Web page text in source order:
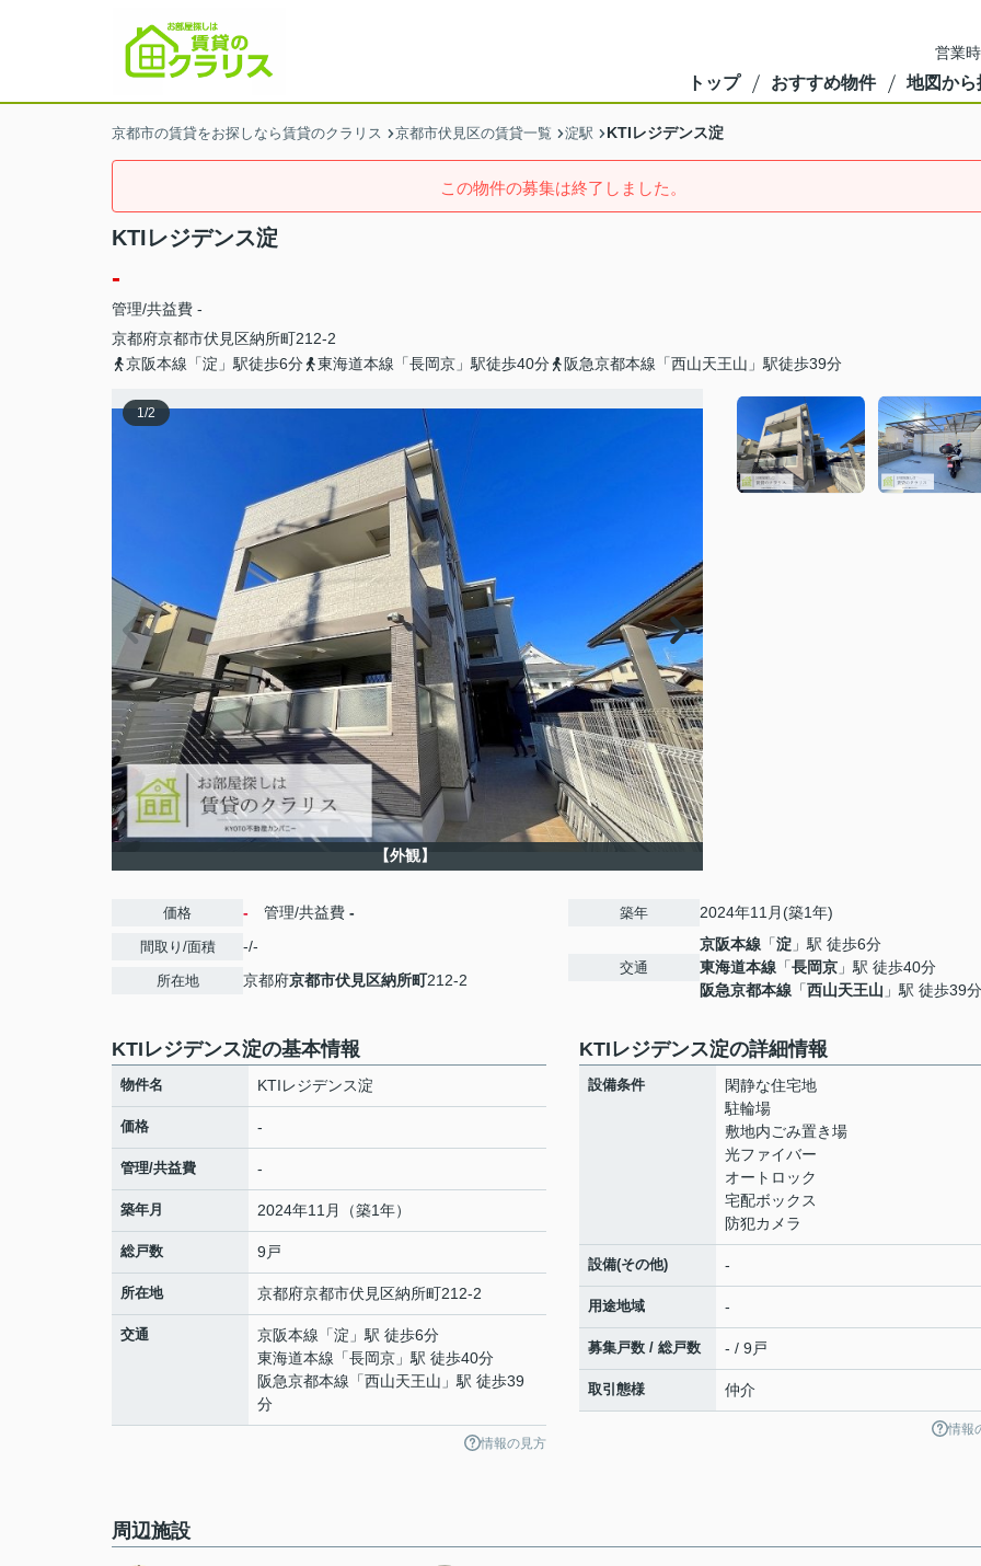
営業
トップ おすすめ物件 地図から
京都市の賃貸をお探しなら賃貸のクラリス 京都市伏見区の賃貸一覧 淀駅 KTIレジデンス淀
この物件の募集は終了しました。
KTIレジデンス淀
-
管理/共益費 -
京都府京都市伏見区納所町212-2
京阪本線「淀」駅徒歩6分
東海道本線「長岡京」駅徒歩40分 阪急京都本線「西山天王山」駅徒歩39分
1/2
【外観】
価格 - 管理/共益費 -
間取り/面積 -/-
所在地 京都府京都市伏見区納所町212-2
築年 2024年11月(築1年)
交通
京阪本線 「淀 」駅 徒歩6分
東海道本線 「長岡京 」駅 徒歩40分
阪急京都本線 「西山天王山 」駅 徒歩39分
KTIレジデンス淀の基本情報
物件名 KTIレジデンス淀
価格 -
管理/共益費 -
築年月 2024年11月（築1年）
総戸数 9戸
所在地 京都府京都市伏見区納所町212-2
交通 京阪本線 「淀 」駅 徒歩6分
東海道本線 「長岡京 」駅 徒歩40分
阪急京都本線 「西山天王山 」駅 徒歩39
分
情報の見方
KTIレジデンス淀の詳細情報
設備条件
閑静な住宅地
駐輪場
敷地内ごみ置き場
光ファイバー
オートロック
宅配ボックス
防犯カメラ
設備(その他) -
用途地域 -
募集戸数 / 総戸数 - / 9戸
取引態様 仲介
情報
周辺施設